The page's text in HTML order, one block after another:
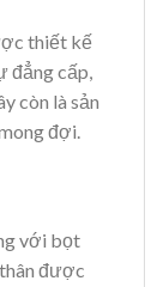
thiết kế
đẳng cấp,
còn là sản
đợi.
với bọt
được